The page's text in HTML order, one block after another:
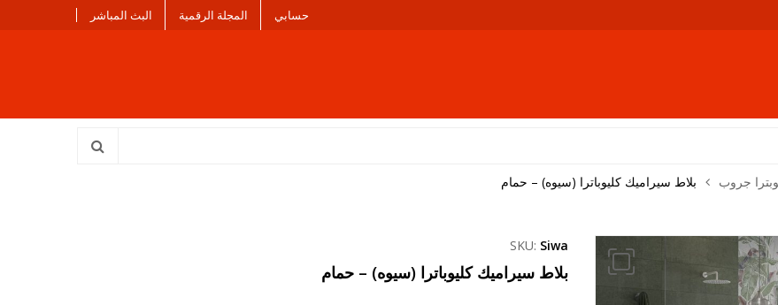
حسابي المجلة الرقمية البث المباشر
جروب بلاط سيراميك كليوباترا (سيوه) – حمام
SKU: Siwa
بلاط سيراميك كليوباترا (سيوه) – حمام